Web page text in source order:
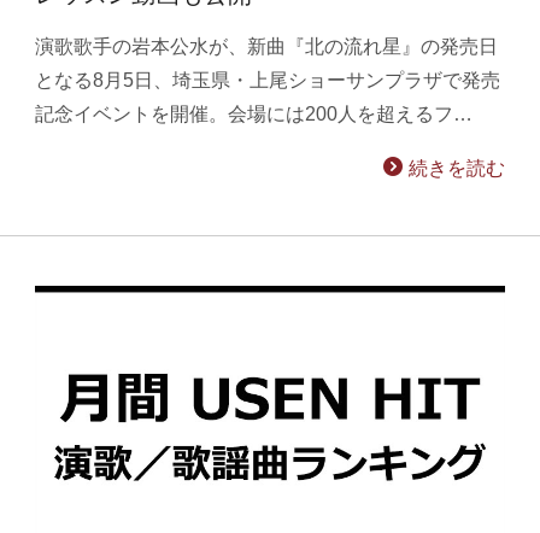
演歌歌手の岩本公水が、新曲『北の流れ星』の発売日
となる8月5日、埼玉県・上尾ショーサンプラザで発売
記念イベントを開催。会場には200人を超えるフ…
続きを読む